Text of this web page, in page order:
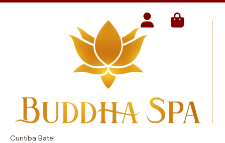
Curitiba Batel